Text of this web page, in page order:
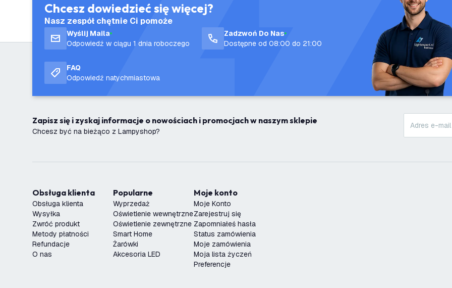
Chcesz dowiedzieć się więcej?
Nasz zespół chętnie Ci pomoże
Wyślij Maila
Odpowiedź w ciągu 1 dnia roboczego
Zadzwoń Do Nas
Dostępne od 08:00 do 21:00
FAQ
Odpowiedź natychmiastowa
Zapisz się i zyskaj informacje o nowościach i promocjach w naszym sklepie
Chcesz być na bieżąco z Lampyshop?
Obsługa klienta
Obsługa klienta
Wysyłka
Zwróć produkt
Metody płatności
Refundacje
O nas
Popularne
Wyprzedaż
Oświetlenie wewnętrzne
Oświetlenie zewnętrzne
Smart Home
Żarówki
Akcesoria LED
Moje konto
Moje Konto
Zarejestruj się
Zapomniałeś hasła
Status zamówienia
Moje zamówienia
Moja lista życzeń
Preferencje